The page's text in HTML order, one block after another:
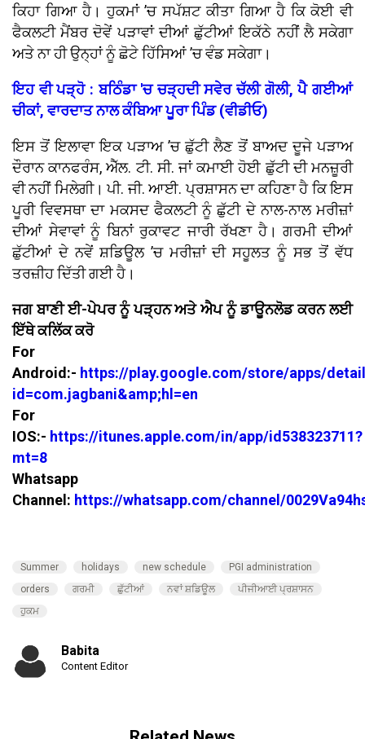
ਕਿਹਾ ਗਿਆ ਹੈ। ਹੁਕਮਾਂ ’ਚ ਸਪੱਸ਼ਟ ਕੀਤਾ ਗਿਆ ਹੈ ਕਿ ਕੋਈ ਵੀ
ਫੈਕਲਟੀ ਮੈਂਬਰ ਦੋਵੇਂ ਪੜਾਵਾਂ ਦੀਆਂ ਛੁੱਟੀਆਂ ਇਕੱਠੇ ਨਹੀਂ ਲੈ ਸਕੇਗਾ
ਅਤੇ ਨਾ ਹੀ ਉਨ੍ਹਾਂ ਨੂੰ ਛੋਟੇ ਹਿੱਸਿਆਂ ’ਚ ਵੰਡ ਸਕੇਗਾ।
ਇਹ ਵੀ ਪੜ੍ਹੋ : ਬਠਿੰਡਾ 'ਚ ਚੜ੍ਹਦੀ ਸਵੇਰ ਚੱਲੀ ਗੋਲੀ, ਪੈ ਗਈਆਂ
ਚੀਕਾਂ, ਵਾਰਦਾਤ ਨਾਲ ਕੰਬਿਆ ਪੂਰਾ ਪਿੰਡ (ਵੀਡੀਓ)
ਇਸ ਤੋਂ ਇਲਾਵਾ ਇਕ ਪੜਾਅ ’ਚ ਛੁੱਟੀ ਲੈਣ ਤੋਂ ਬਾਅਦ ਦੂਜੇ ਪੜਾਅ
ਦੌਰਾਨ ਕਾਨਫਰੰਸ, ਐੱਲ. ਟੀ. ਸੀ. ਜਾਂ ਕਮਾਈ ਹੋਈ ਛੁੱਟੀ ਦੀ ਮਨਜ਼ੂਰੀ
ਵੀ ਨਹੀਂ ਮਿਲੇਗੀ। ਪੀ. ਜੀ. ਆਈ. ਪ੍ਰਸ਼ਾਸਨ ਦਾ ਕਹਿਣਾ ਹੈ ਕਿ ਇਸ
ਪੂਰੀ ਵਿਵਸਥਾ ਦਾ ਮਕਸਦ ਫੈਕਲਟੀ ਨੂੰ ਛੁੱਟੀ ਦੇ ਨਾਲ-ਨਾਲ ਮਰੀਜ਼ਾਂ
ਦੀਆਂ ਸੇਵਾਵਾਂ ਨੂੰ ਬਿਨਾਂ ਰੁਕਾਵਟ ਜਾਰੀ ਰੱਖਣਾ ਹੈ। ਗਰਮੀ ਦੀਆਂ
ਛੁੱਟੀਆਂ ਦੇ ਨਵੇਂ ਸ਼ਡਿਊਲ ’ਚ ਮਰੀਜ਼ਾਂ ਦੀ ਸਹੂਲਤ ਨੂੰ ਸਭ ਤੋਂ ਵੱਧ
ਤਰਜ਼ੀਹ ਦਿੱਤੀ ਗਈ ਹੈ।
ਜਗ ਬਾਣੀ ਈ-ਪੇਪਰ ਨੂੰ ਪੜ੍ਹਨ ਅਤੇ ਐਪ ਨੂੰ ਡਾਊਨਲੋਡ ਕਰਨ ਲਈ
ਇੱਥੇ ਕਲਿੱਕ ਕਰੋ
For
Android:- https://play.google.com/store/apps/
id=com.jagbani&amp;hl=en
For
IOS:- https://itunes.apple.com/in/app/id538323711?
mt=8
Whatsapp
Channel: https://whatsapp.com/channel/
Summer holidays new schedule
PGI administration
orders
ਗਰਮੀ ਛੁੱਟੀਆਂ ਨਵਾਂ ਸ਼ਡਿਊਲ
ਪੀਜੀਆਈ ਪ੍ਰਸ਼ਾਸਨ
ਹੁਕਮ
Babita
Content Editor